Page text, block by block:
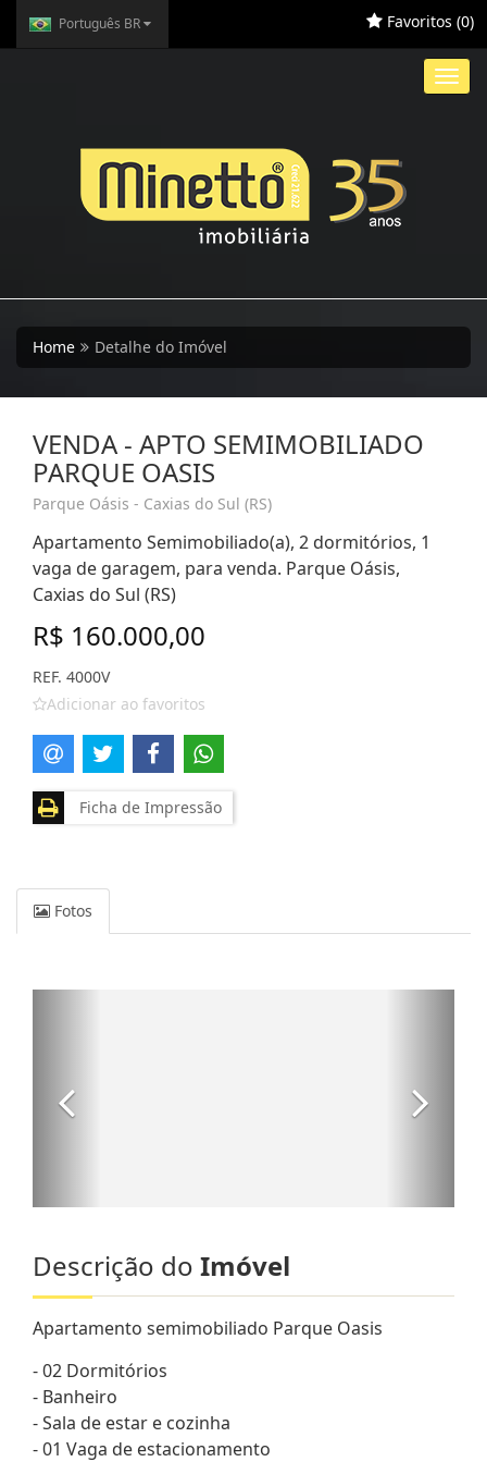
Português BR Favoritos (0)
Home Detalhe do Imóvel
VENDA - APTO SEMIMOBILIADO
PARQUE OASIS
Parque Oásis - Caxias do Sul (RS)
Apartamento Semimobiliado(a), 2 dormitórios, 1
vaga de garagem, para venda. Parque Oásis,
Caxias do Sul (RS)
R$ 160.000,00
REF. 4000V
Adicionar ao favoritos
Ficha de Impressão
Fotos
Descrição do Imóvel
Apartamento semimobiliado Parque Oasis
- 02 Dormitórios
- Banheiro
- Sala de estar e cozinha
- 01 Vaga de estacionamento